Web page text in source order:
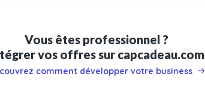
Vous êtes professionnel ?
vos offres sur capcadeau.com
comment développer votre business